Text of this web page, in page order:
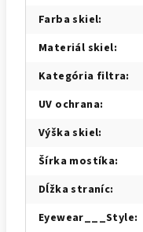
Farba skiel:
Materiál skiel:
Kategória filtra:
UV ochrana:
Výška skiel:
Šírka mostíka:
Dĺžka straníc:
Eyewear___Style: